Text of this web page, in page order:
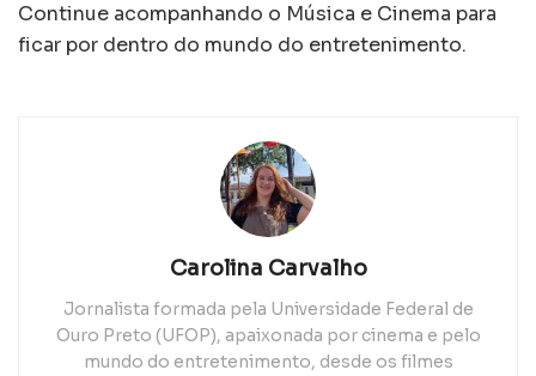
Continue acompanhando o Música e Cinema para
ficar por dentro do mundo do entretenimento.
Carolina Carvalho
Jornalista formada pela Universidade Federal de
Ouro Preto (UFOP), apaixonada por cinema e pelo
mundo do entretenimento, desde os filmes